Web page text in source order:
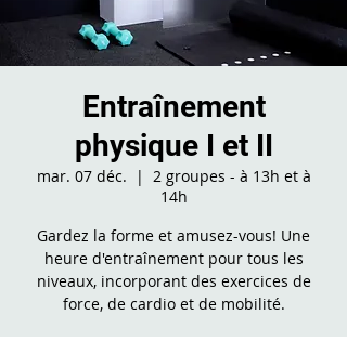
Entraînement
physique I et II
mar. 07 déc.
  |
2 groupes - à 13h et à
14h
Gardez la forme et amusez-vous! Une
heure d'entraînement pour tous les
niveaux, incorporant des exercices de
force, de cardio et de mobilité.